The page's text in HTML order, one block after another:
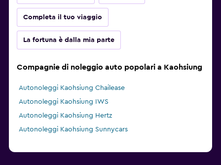
Completa il tuo viaggio
La fortuna è dalla mia parte
Compagnie di noleggio auto popolari a Kaohsiung
Autonoleggi Kaohsiung Chailease
Autonoleggi Kaohsiung IWS
Autonoleggi Kaohsiung Hertz
Autonoleggi Kaohsiung Sunnycars